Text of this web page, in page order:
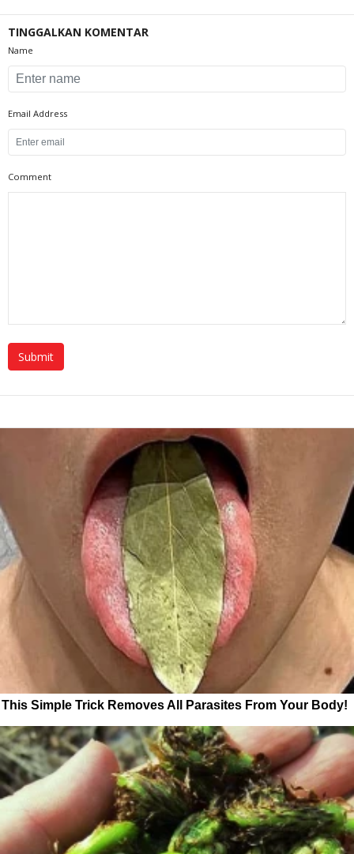
TINGGALKAN KOMENTAR
Name
Email Address
Comment
This Simple Trick Removes All Parasites From Your Body!